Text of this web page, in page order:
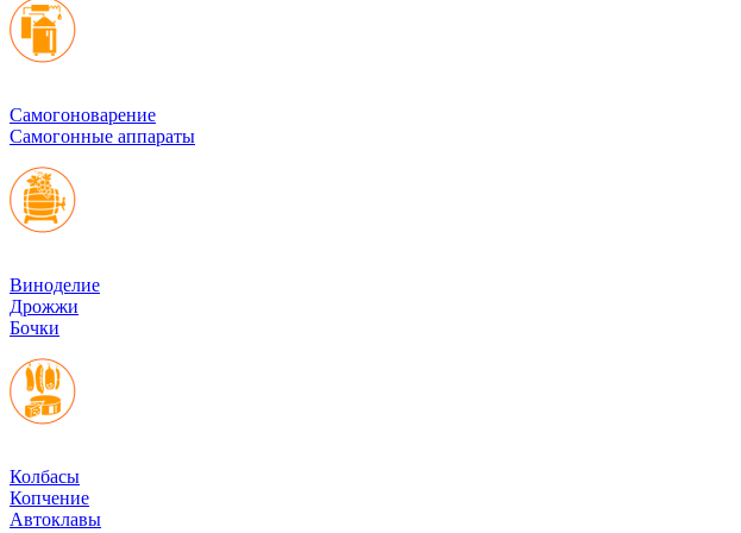
Cамогоноварение
Самогонные аппараты
Виноделие
Дрожжи
Бочки
Колбасы
Копчение
Автоклавы